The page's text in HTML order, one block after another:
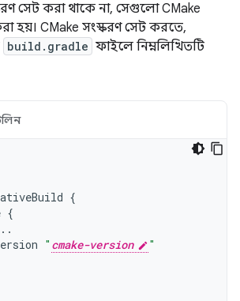
সেট করা থাকে না, সেগুলো CMake
হয়। CMake সংস্করণ সেট করতে,
build.gradle ফাইলে নিম্নলিখিতটি
{
{
" cmake-version
"